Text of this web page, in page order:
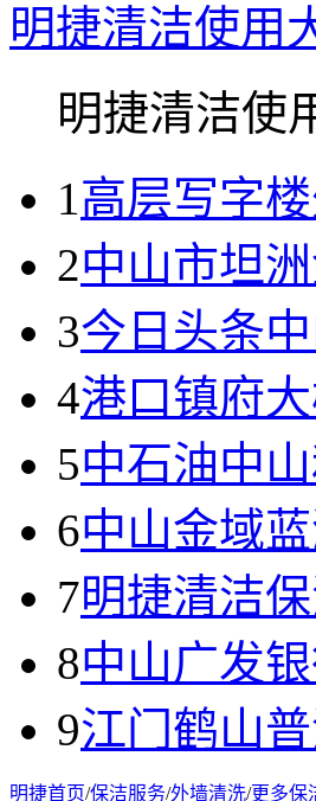
明捷清洁使用
明捷清洁使
1 高层写字
2中山市坦
3今日头条
4港口镇府
5中石油中
6中山金域
7明捷清洁
8中山广发
9江门鹤山
明捷首页/保洁服务/外墙清洗/更多保